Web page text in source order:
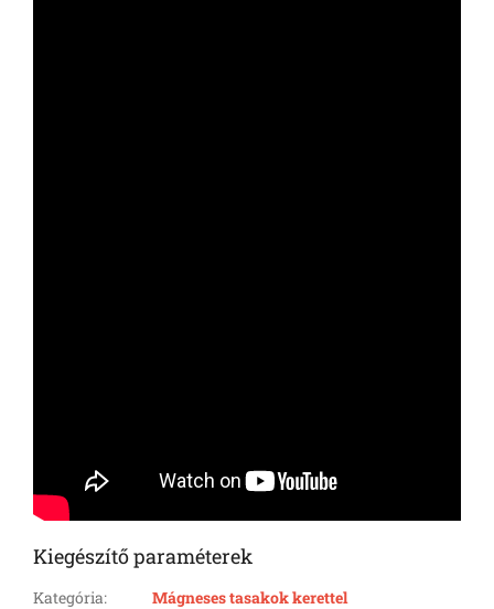
Kiegészítő paraméterek
Kategória:
Mágneses tasakok kerettel